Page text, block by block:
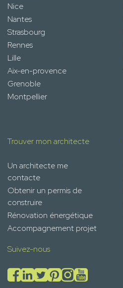
Nice
Nantes
Strasbourg
Rennes
Lille
Aix-en-provence
Grenoble
Montpellier
Trouver mon architecte
Un architecte me
contacte
Obtenir un permis de
construire
Rénovation énergétique
Accompagnement projet
Suivez-nous